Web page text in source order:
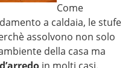
Come
a caldaia, le stufe
assolvono non solo
della casa ma
in molti casi.